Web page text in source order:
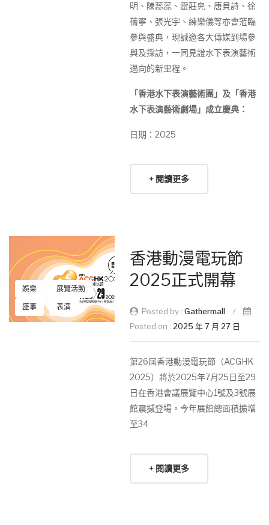
明、陳蕊蕊、雷莊𠒇、唐貝詩、徐
蒨寧、張光宇、練樂儀等亦會蒞臨
參與盛典，現誠邀各大傳媒到場參
與及採訪，一同見證水下表演藝術
邁向的新里程。
「香港水下表演藝術團」及「香港
水下表演藝術劇場」成立慶典：
日期：2025
+ 閱讀更多
娛樂
展覽活動
盛事
表演
香港動漫電玩節
2025正式開幕
Posted by : Gathermall
/
Posted on : 2025 年 7 月 27 日
第26屆香港動漫電玩節（ACGHK
2025）將於2025年7月25日至29
日在香港會議展覽中心1號及3號展
館震撼登場。今年展館總面積擴增
至34
+ 閱讀更多